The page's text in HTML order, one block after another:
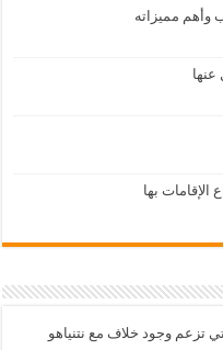
وأهم مميزاته
بها
تزعم وجود خلاف مع نتنياهو